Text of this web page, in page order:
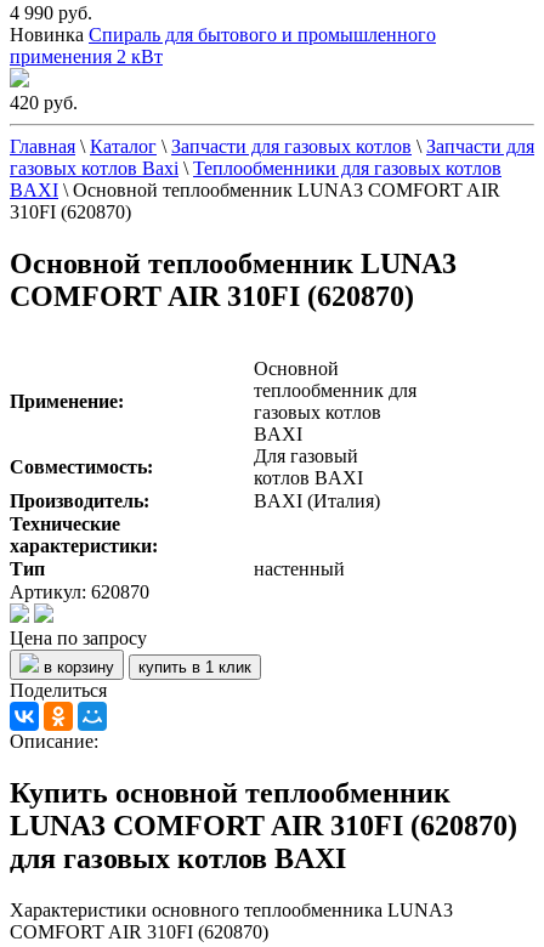
4 990 руб.
Новинка Спираль для бытового и промышленного
применения 2 кВт
420 руб.
Главная \ Каталог \ Запчасти для газовых котлов \ Запчасти для
газовых котлов Baxi \ Теплообменники для газовых котлов
BAXI \ Основной теплообменник LUNA3 COMFORT AIR
310FI (620870)
Основной теплообменник LUNA3
COMFORT AIR 310FI (620870)
Применение:
Основной
теплообменник для
газовых котлов
BAXI
Совместимость:
Для газовый
котлов BAXI
Производитель:
BAXI (Италия)
Технические
характеристики:
Тип
настенный
Артикул: 620870
Цена по запросу
в корзину купить в 1 клик
Поделиться
Описание:
Купить основной теплообменник
LUNA3 COMFORT AIR 310FI (620870)
для газовых котлов BAXI
Характеристики основного теплообменника LUNA3
COMFORT AIR 310FI (620870)